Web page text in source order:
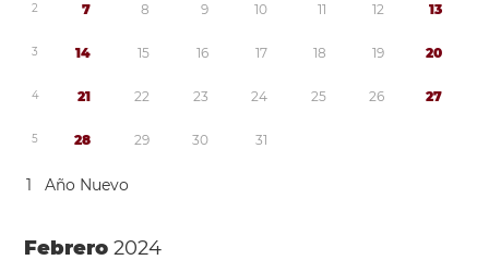
2 7 8 9 10 11 12 13
3 14 15 16 17 18 19 20
4 21 22 23 24 25 26 27
5 28 29 30 31
1 Año Nuevo
Febrero2024